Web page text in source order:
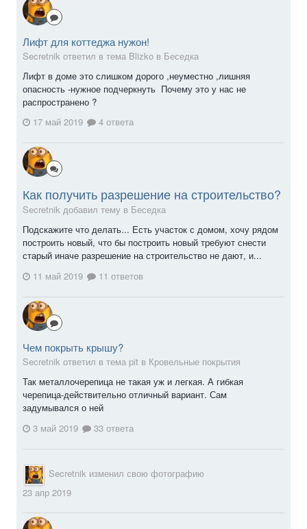
Лифт для коттеджа нужон!
Secretnik ответил в тема Blizko в Беседка
Лифт в доме это слишком дорого ,неуместно ,лишняя
опасность -нужное подчеркнуть Почему это у нас не
распространено ?
17 май 2019
4 ответа
Как получить разрешение на строительство?
Secretnik добавил тему в Беседка
Подскажите что делать... Есть участок с домом, хочу рядом
построить новый, что бы построить новый требуют снести
старый иначе разрешение на строительство не дают, и...
11 май 2019
11 ответов
Чем покрыть крышу?
Secretnik ответил в тема pit в Кровельные покрытия
Так металлочерепица не такая уж и легкая. А гибкая
черепица-действительно отличный вариант. Сам
задумывался о ней
3 май 2019
33 ответа
Secretnik изменил свою фотографию
23 апр 2019